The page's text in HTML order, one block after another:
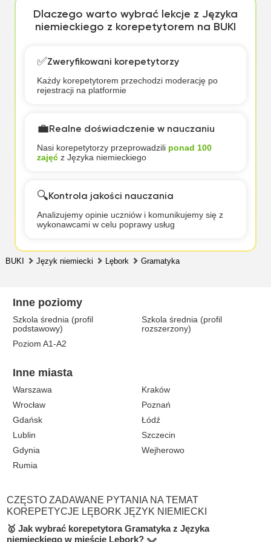
Dlaczego warto wybrać lekcje z Języka
niemieckiego z korepetytorem na BUKI
✅Zweryfikowani korepetytorzy
Każdy korepetytorem przechodzi moderację po
rejestracji na platformie
💼Realne doświadczenie w nauczaniu
Nasi korepetytorzy przeprowadzili ponad 100
zajęćz Języka niemieckiego
🔍Kontrola jakości nauczania
Analizujemy opinie uczniów i komunikujemy się z
wykonawcami w celu poprawy usług
BUKI Język niemiecki Lębork Gramatyka
Inne poziomy
Szkola średnia (profil
podstawowy)
Szkola średnia (profil
rozszerzony)
Poziom A1-A2
Inne miasta
Warszawa
Kraków
Wrocław
Poznań
Gdańsk
Łódź
Lublin
Szczecin
Gdynia
Wejherowo
Rumia
CZĘSTO ZADAWANE PYTANIA NA TEMAT
KOREPETYCJE LĘBORK JĘZYK NIEMIECKI
🥇 Jak wybrać korepetytora Gramatyka z Języka
niemieckiego w mieście Lębork?